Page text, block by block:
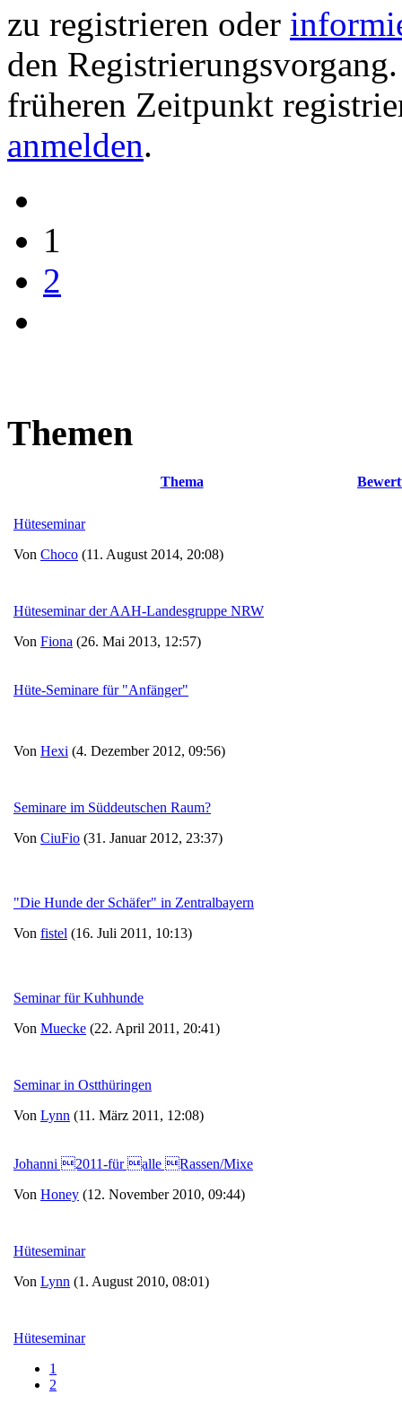
zu registrieren oder
den
früheren Zeitpunkt
anmelden.
1
2
Themen
Thema
Hüteseminar
Von Choco (11. August 2014, 20:08)
Hüteseminar der AAH-Landesgruppe NRW
Von Fiona (26. Mai 2013, 12:57)
Hüte-Seminare für "Anfänger"
Von Hexi (4. Dezember 2012, 09:56)
Seminare im Süddeutschen Raum?
Von CiuFio (31. Januar 2012, 23:37)
"Die Hunde der Schäfer" in Zentralbayern
Von fistel (16. Juli 2011, 10:13)
Seminar für Kuhhunde
Von Muecke (22. April 2011, 20:41)
Seminar in Ostthüringen
Von Lynn (11. März 2011, 12:08)
Johanni 2011-für alle Rassen/Mixe
Von Honey (12. November 2010, 09:44)
Hüteseminar
Von Lynn (1. August 2010, 08:01)
Hüteseminar
1
2